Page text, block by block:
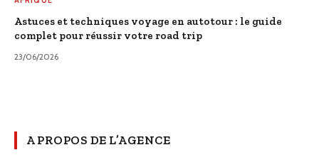
Astuces et techniques voyage en autotour : le guide
complet pour réussir votre road trip
23/06/2026
A PROPOS DE L’AGENCE